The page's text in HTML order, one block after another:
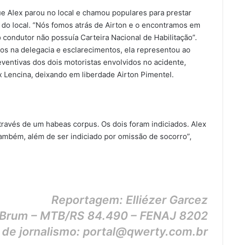
Alex parou no local e chamou populares para prestar
local. “Nós fomos atrás de Airton e o encontramos em
não possuía Carteira Nacional de Habilitação”.
na delegacia e esclarecimentos, ela representou ao
dos dois motoristas envolvidos no acidente,
deixando em liberdade Airton Pimentel.
de um habeas corpus. Os dois foram indiciados. Alex
além de ser indiciado por omissão de socorro”,
Reportagem: Elliézer Garcez
– MTB/RS 84.490 – FENAJ 8202
jornalismo: portal@qwerty.com.br